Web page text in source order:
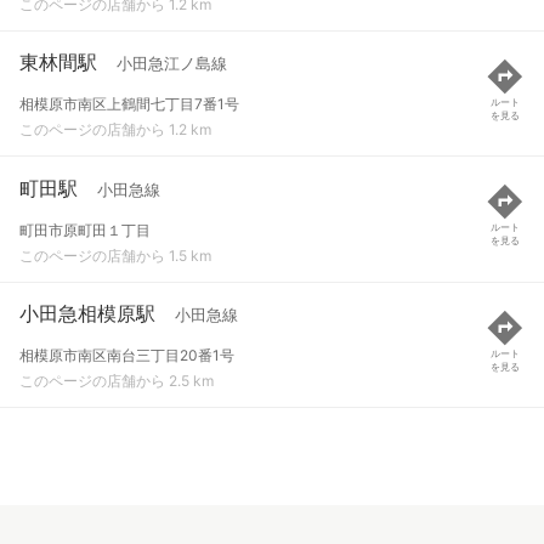
このページの店舗から 1.2 km
東林間駅 小田急江ノ島線
相模原市南区上鶴間七丁目7番1号
このページの店舗から 1.2 km
ルート
を見る
町田駅 小田急線
町田市原町田１丁目
このページの店舗から 1.5 km
ルート
を見る
小田急相模原駅 小田急線
相模原市南区南台三丁目20番1号
このページの店舗から 2.5 km
ルート
を見る